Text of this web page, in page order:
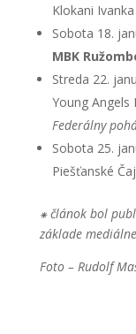
Klokani
Sobota 18.
MBK
Streda 22.
Young Angels
Federálny
Sobota 25.
Piešťanské
⁕ článok bol
základe
Foto – Rudolf